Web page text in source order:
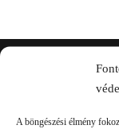
A böngészési élmény